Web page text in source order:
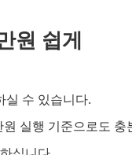
원 쉽게
실 수 있습니다.
실행 기준으로도 충